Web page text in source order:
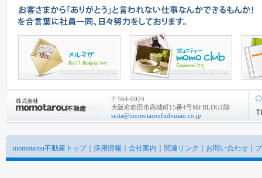
〒564-0024
大阪府吹田市高城町15番4号MJ BLDG1階
suita@momotaroufudousan.co.jp
momotarou不動産トップ｜ 採用情報 会社案内 関連リンク お問い合わせ